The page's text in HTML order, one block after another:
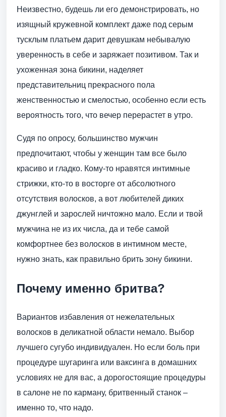
Неизвестно, будешь ли его демонстрировать, но
изящный кружевной комплект даже под серым
тусклым платьем дарит девушкам небывалую
уверенность в себе и заряжает позитивом. Так и
ухоженная зона бикини, наделяет
представительниц прекрасного пола
женственностью и смелостью, особенно если есть
вероятность того, что вечер перерастет в утро.
Судя по опросу, большинство мужчин
предпочитают, чтобы у женщин там все было
красиво и гладко. Кому-то нравятся интимные
стрижки, кто-то в восторге от абсолютного
отсутствия волосков, а вот любителей диких
джунглей и зарослей ничтожно мало. Если и твой
мужчина не из их числа, да и тебе самой
комфортнее без волосков в интимном месте,
нужно знать, как правильно брить зону бикини.
Почему именно бритва?
Вариантов избавления от нежелательных
волосков в деликатной области немало. Выбор
лучшего сугубо индивидуален. Но если боль при
процедуре шугаринга или ваксинга в домашних
условиях не для вас, а дорогостоящие процедуры
в салоне не по карману, бритвенный станок –
именно то, что надо.